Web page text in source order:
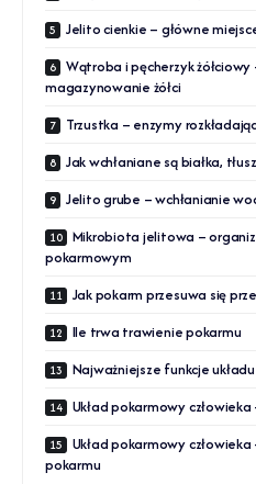
Jelito cienkie – główne
Wątroba i pęcherzyk
magazynowanie żółci
Trzustka – enzymy
Jak wchłaniane są białka,
Jelito grube – wchłanianie
Mikrobiota jelitowa –
pokarmowym
Jak pokarm przesuwa się
Ile trwa trawienie pokarmu
Najważniejsze funkcje
Układ pokarmowy
Układ pokarmowy
pokarmu